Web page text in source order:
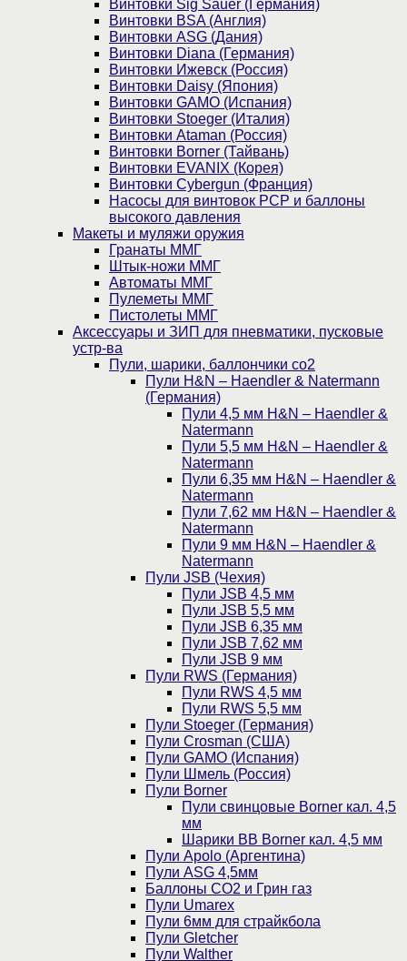
Винтовки Sig Sauer (Германия)
Винтовки BSA (Англия)
Винтовки ASG (Дания)
Винтовки Diana (Германия)
Винтовки Ижевск (Россия)
Винтовки Daisy (Япония)
Винтовки GAMO (Испания)
Винтовки Stoeger (Италия)
Винтовки Ataman (Россия)
Винтовки Borner (Тайвань)
Винтовки EVANIX (Корея)
Винтовки Cybergun (Франция)
Насосы для винтовок PCP и баллоны
высокого давления
Макеты и муляжи оружия
Гранаты ММГ
Штык-ножи ММГ
Автоматы ММГ
Пулеметы ММГ
Пистолеты ММГ
Аксессуары и ЗИП для пневматики, пусковые
устр-ва
Пули, шарики, баллончики со2
Пули H&N – Haendler & Natermann
(Германия)
Пули 4,5 мм H&N – Haendler &
Natermann
Пули 5,5 мм H&N – Haendler &
Natermann
Пули 6,35 мм H&N – Haendler &
Natermann
Пули 7,62 мм H&N – Haendler &
Natermann
Пули 9 мм H&N – Haendler &
Natermann
Пули JSB (Чехия)
Пули JSB 4,5 мм
Пули JSB 5,5 мм
Пули JSB 6,35 мм
Пули JSB 7,62 мм
Пули JSB 9 мм
Пули RWS (Германия)
Пули RWS 4,5 мм
Пули RWS 5,5 мм
Пули Stoeger (Германия)
Пули Crosman (США)
Пули GAMO (Испания)
Пули Шмель (Россия)
Пули Borner
Пули свинцовые Borner кал. 4,5
мм
Шарики BB Borner кал. 4,5 мм
Пули Apolo (Аргентина)
Пули ASG 4,5мм
Баллоны CO2 и Грин газ
Пули Umarex
Пули 6мм для страйкбола
Пули Gletcher
Пули Walther